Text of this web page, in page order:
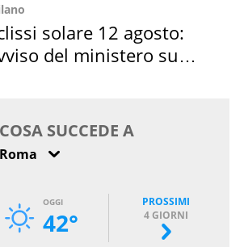
solare 12 agosto:
del ministero su